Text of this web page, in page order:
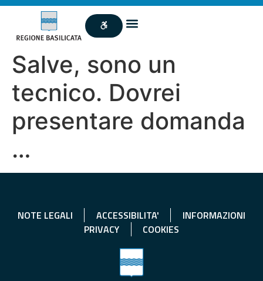
Salve, sono un
tecnico. Dovrei
presentare domanda
…
NOTE LEGALI ACCESSIBILITA'
INFORMAZIONI
PRIVACY
COOKIES